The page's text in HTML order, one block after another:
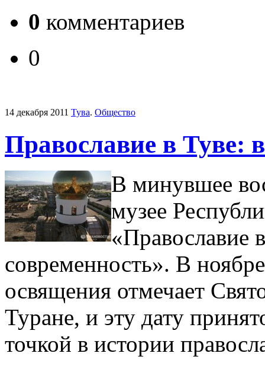
0 комментариев
0
14 декабря 2011 Тува. Общество
Православие в Туве:
В минувшее
музее
«Православие
современность». В
освящения отмечает
Туране, и эту дату
точкой в истории